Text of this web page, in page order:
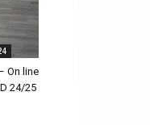
On line
24/25